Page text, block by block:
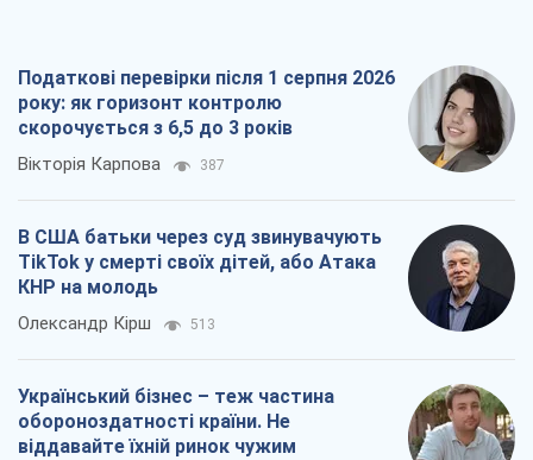
Податкові перевірки після 1 серпня 2026
року: як горизонт контролю
скорочується з 6,5 до 3 років
Вікторія Карпова 387
В США батьки через суд звинувачують
TikTok у смерті своїх дітей, або Атака
КНР на молодь
Олександр Кірш 513
Український бізнес – теж частина
обороноздатності країни. Не
віддавайте їхній ринок чужим